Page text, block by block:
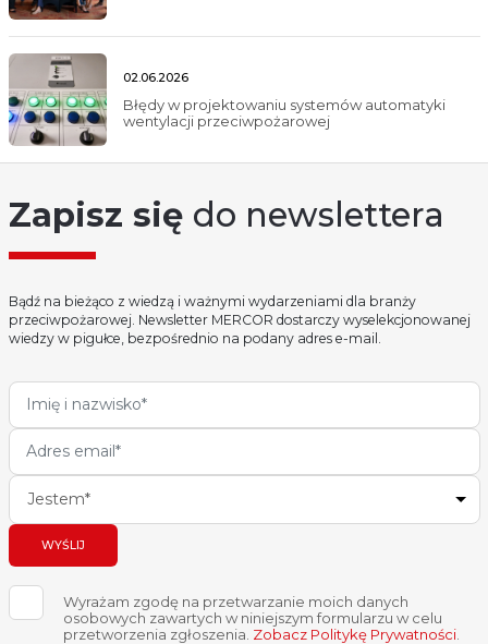
02.06.2026
Błędy w projektowaniu systemów automatyki
wentylacji przeciwpożarowej
Zapisz się do newslettera
Bądź na bieżąco z wiedzą i ważnymi wydarzeniami dla branży
przeciwpożarowej. Newsletter MERCOR dostarczy wyselekcjonowanej
wiedzy w pigułce, bezpośrednio na podany adres e-mail.
Jestem*
WYŚLIJ
Wyrażam zgodę na przetwarzanie moich danych
osobowych zawartych w niniejszym formularzu w celu
przetworzenia zgłoszenia. Zobacz Politykę Prywatności.